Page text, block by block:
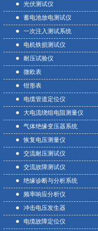
光伏测试仪
蓄电池放电测试仪
一次注入测试系统
电机铁损测试仪
耐压试验仪
微欧表
钳形表
电缆管道定位仪
大电流绕组电阻测量仪
气体绝缘变压器系统
恢复电压测量仪
交流耐压测试仪
交流故障测试仪
绝缘诊断与分析系统
频率响应分析仪
冲击电压发生器
电缆故障定位仪